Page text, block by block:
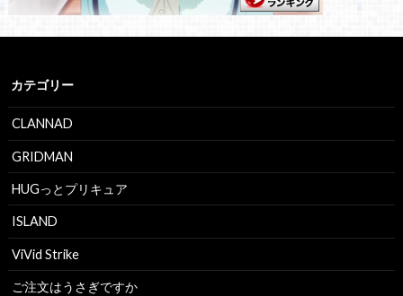
カテゴリー
CLANNAD
GRIDMAN
HUGっとプリキュア
ISLAND
ViVid Strike
ご注文はうさぎですか